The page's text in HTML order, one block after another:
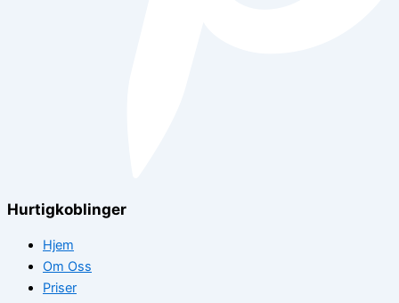
Hurtigkoblinger
Hjem
Om Oss
Priser